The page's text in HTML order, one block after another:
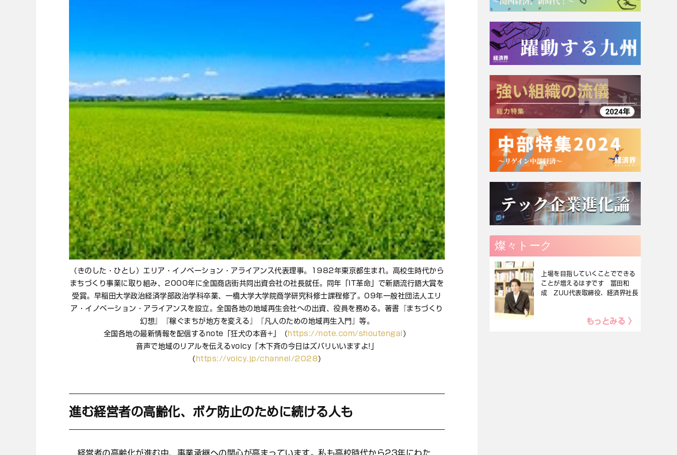
（きのした・ひとし）エリア・イノベーション・アライアンス代表理事。1982年東京都生まれ。高校生時代から
まちづくり事業に取り組み、2000年に全国商店街共同出資会社の社長就任。同年「IT革命」で新語流行語大賞を
受賞。早稲田大学政治経済学部政治学科卒業、一橋大学大学院商学研究科修士課程修了。09年一般社団法人エリ
ア・イノベーション・アライアンスを設立。全国各地の地域再生会社への出資、役員を務める。著書『まちづくり
幻想』『稼ぐまちが地方を変える』『凡人のための地域再生入門』等。
全国各地の最新情報を配信するnote「狂犬の本音+」（ https://note.com/shoutengai ）
音声で地域のリアルを伝えるvoicy「木下斉の今日はズバリいいますよ!」
（ https://voicy.jp/channel/2028 ）
進む経営者の高齢化、ボケ防止のために続ける人も
経営者の高齢化が進む中、事業承継への関心が高まっています。私も高校時代から23年にわた
燦々トーク
上場を目指していくことでできる
ことが増えるはずです 冨田和
成 ZUU代表取締役、経済界社長
もっとみる 〉